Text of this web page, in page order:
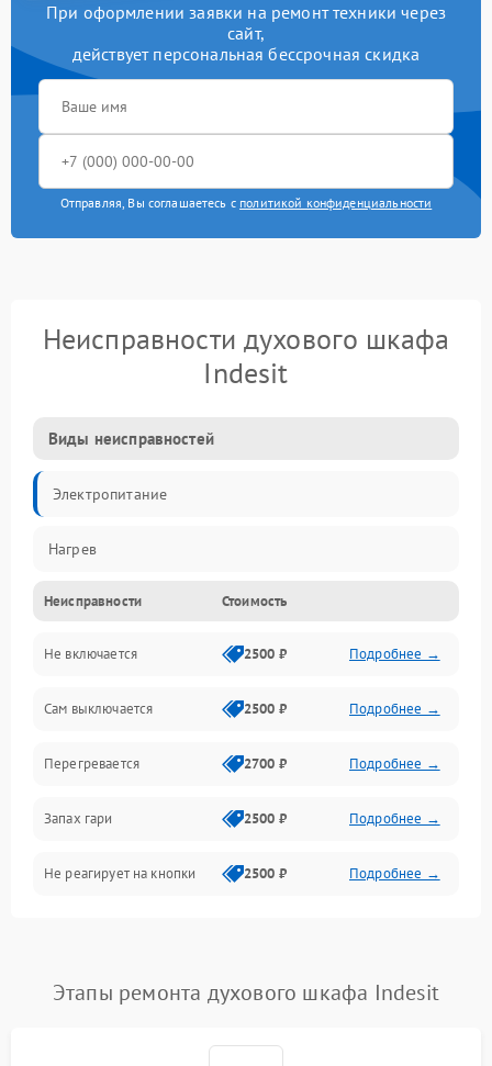
При оформлении заявки на ремонт техники через
сайт,
действует персональная бессрочная скидка
Отправляя, Вы соглашаетесь с политикой конфиденциальности
Неисправности духового шкафа
Indesit
Виды неисправностей
Электропитание
Нагрев
Неисправности Стоимость
Не включается 2500 ₽ Подробнее →
Сам выключается 2500 ₽ Подробнее →
Перегревается 2700 ₽ Подробнее →
Запах гари 2500 ₽ Подробнее →
Не реагирует на кнопки 2500 ₽ Подробнее →
Этапы ремонта духового шкафа Indesit